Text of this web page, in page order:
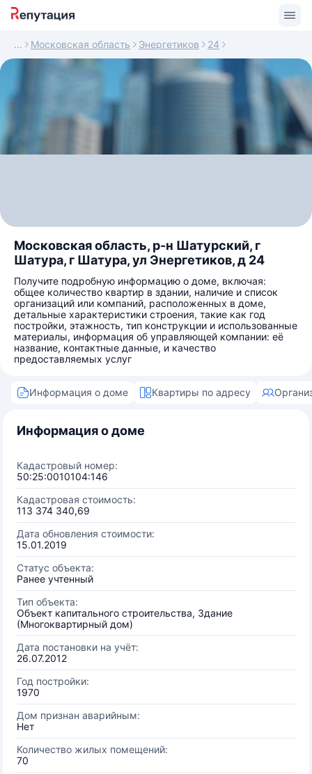
Московская область Энергетиков 24
Московская область, р-н Шатурский, г
Шатура, г Шатура, ул Энергетиков, д 24
Получите подробную информацию о доме, включая:
общее количество квартир в здании, наличие и список
организаций или компаний, расположенных в доме,
детальные характеристики строения, такие как год
постройки, этажность, тип конструкции и использованные
материалы, информация об управляющей компании: её
название, контактные данные, и качество
предоставляемых услуг
Информация о доме Квартиры по адресу
Информация о доме
Кадастровый номер:
50:25:0010104:146
Кадастровая стоимость:
113 374 340,69
Дата обновления стоимости:
15.01.2019
Статус объекта:
Ранее учтенный
Тип объекта:
Объект капитального строительства, Здание
(Многоквартирный дом)
Дата постановки на учёт:
26.07.2012
Год постройки:
1970
Дом признан аварийным:
Нет
Количество жилых помещений:
70